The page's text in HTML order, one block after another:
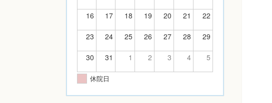
16 17 18 19 20 21 22
23 24 25 26 27 28 29
30 31 1 2 3 4 5
休院日